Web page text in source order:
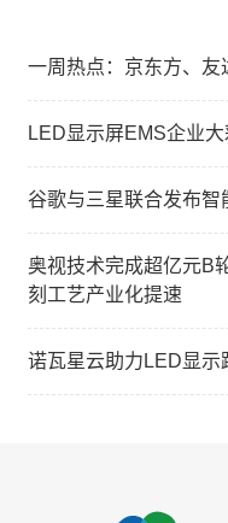
一周热点：京东方、
LED显示屏EMS企业
谷歌与三星联合发布智
奥视技术完成超亿元B
刻工艺产业化提速
诺瓦星云助力LED显示